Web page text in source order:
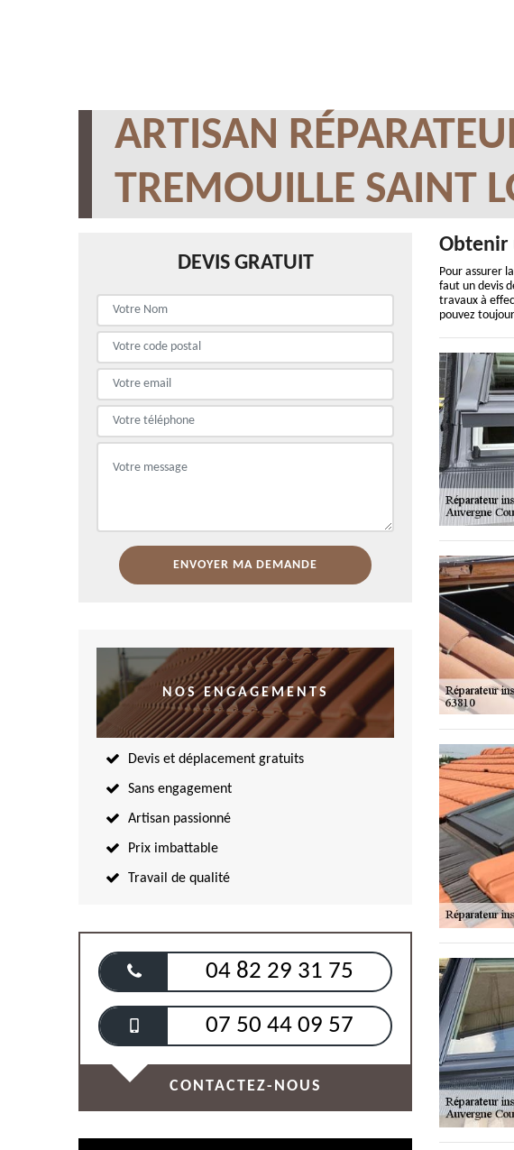
ARTISAN
TREMOUILLE SAINT
DEVIS GRATUIT
NOS ENGAGEMENTS
Devis et déplacement gratuits
Sans engagement
Artisan passionné
Prix imbattable
Travail de qualité
04 82 29 31 75
07 50 44 09 57
CONTACTEZ-NOUS
Obtenir
Pour assurer
faut un devis
travaux à
pouvez